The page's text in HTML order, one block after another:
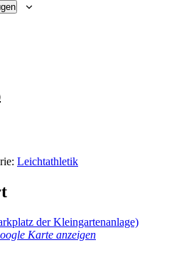
Leichtathletik
der Kleingartenanlage)
Karte anzeigen